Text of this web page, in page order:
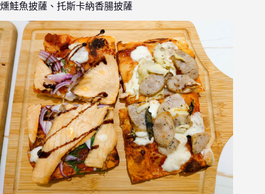
燻鮭魚披薩、托斯卡納香腸披薩